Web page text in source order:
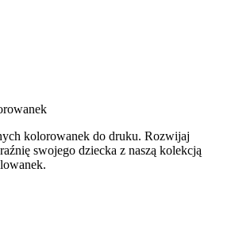
kolorowanek do druku. Rozwijaj
swojego dziecka z naszą kolekcją